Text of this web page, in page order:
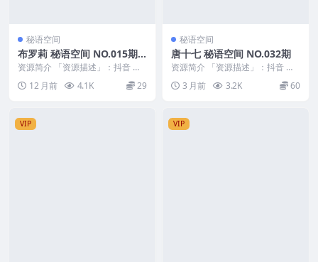
秘语空间
布罗莉 秘语空间 NO.015期
最新至：2025.8.18
资源简介 「资源描述」：抖音 布
罗莉 秘语空间 NO.015期 【13P】
最新至...
12 月前 4.1K 29
秘语空间
唐十七 秘语空间 NO.032期
资源简介 「资源描述」：抖音 唐
十七 秘语空间 NO.032期 【24P】
「资...3 月前 3.2K 60
VIP VIP